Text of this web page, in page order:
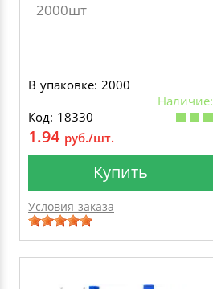
2000шт
В упаковке: 2000
Наличие:
Код: 18330
1.94 руб./шт.
Купить
Условия заказа